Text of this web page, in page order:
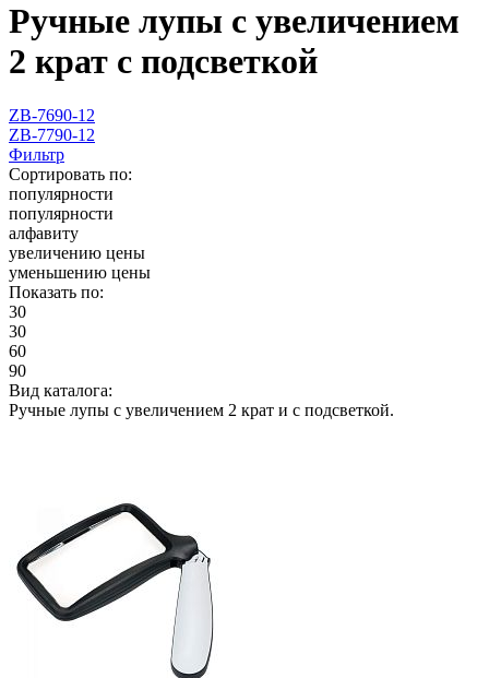
Ручные лупы с увеличением
2 крат с подсветкой
ZB-7690-12
ZB-7790-12
Фильтр
Сортировать по:
популярности
популярности
алфавиту
увеличению цены
уменьшению цены
Показать по:
30
30
60
90
Вид каталога:
Ручные лупы с увеличением 2 крат и с подсветкой.